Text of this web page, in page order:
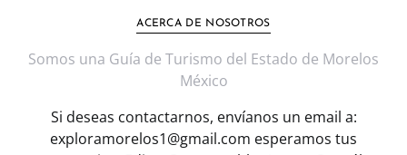
ACERCA DE NOSOTROS
Somos una Guía de Turismo del Estado de Morelos
México
Si deseas contactarnos, envíanos un email a:
exploramorelos1@gmail.com esperamos tus